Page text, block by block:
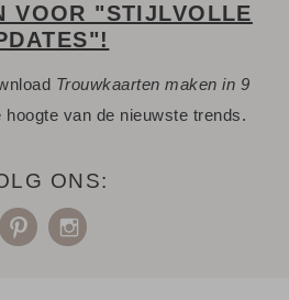
VOOR "STIJLVOLLE
Trouwkaarten maken in 9
hoogte van de nieuwste trends.
ONS: